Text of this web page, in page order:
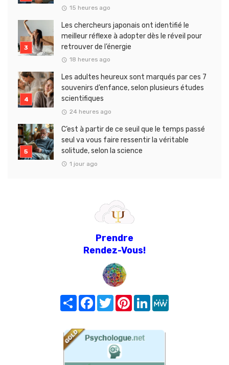
15 heures ago
Les chercheurs japonais ont identifié le
meilleur réflexe à adopter dès le réveil pour
retrouver de l’énergie
18 heures ago
Les adultes heureux sont marqués par ces 7
souvenirs d’enfance, selon plusieurs études
scientifiques
24 heures ago
C’est à partir de ce seuil que le temps passé
seul va vous faire ressentir la véritable
solitude, selon la science
1 jour ago
Prendre
Rendez-Vous!
Share FacebookTwitterPinterest
LinkedIn